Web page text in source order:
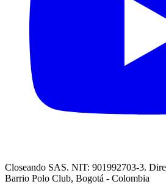
Closeando SAS. NIT: 901992703-3.
Barrio Polo Club, Bogotá - Colombia